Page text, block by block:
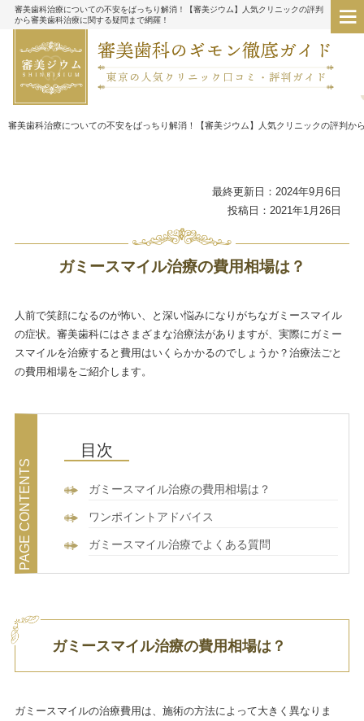
審美歯科治療についての不安をばっちり解消！【審美ジウム】人気クリニックの評判
から審美歯科治療に関する疑問まで網羅！
審美歯科治療についての不安をばっちり解消！【審美ジウム】人気クリニックの評判か
最終更新日：2024年9月6日
投稿日：2021年1月26日
ガミースマイル治療の費用相場は？
人前で笑顔になるのが怖い、と深い悩みになりがちなガミースマイル
の症状。審美歯科にはさまざまな治療法がありますが、実際にガミー
スマイルを治療すると費用はいくらかかるのでしょうか？治療法ごと
の費用相場をご紹介します。
ガミースマイル治療の費用相場は？
ワンポイントアドバイス
ガミースマイル治療でよくある質問
ガミースマイル治療の費用相場は？
ガミースマイルの治療費用は、施術の方法によって大きく異なりま